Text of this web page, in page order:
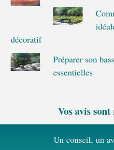
décoratif
Préparer son
essentielles
Vos avis
Un conseil, un